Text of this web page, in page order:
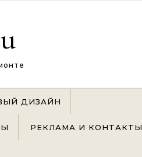
ДИЗАЙН
РЕКЛАМА И КОНТАКТЫ